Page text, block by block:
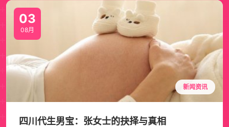
03
08月
新闻资讯
四川代生男宝：张女士的抉择与真相